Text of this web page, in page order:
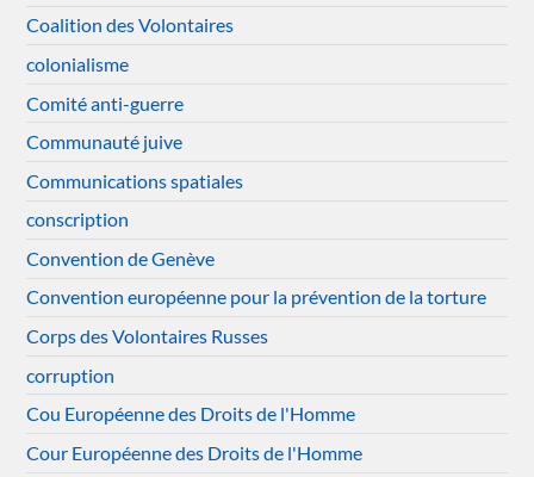
Coalition des Volontaires
colonialisme
Comité anti-guerre
Communauté juive
Communications spatiales
conscription
Convention de Genève
Convention européenne pour la prévention de la torture
Corps des Volontaires Russes
corruption
Cou Européenne des Droits de l'Homme
Cour Européenne des Droits de l'Homme